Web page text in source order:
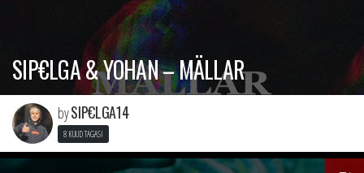
SIP€LGA & YOHAN – MÄLLAR
bySIP€LGA14
8 KUUD TAGASI